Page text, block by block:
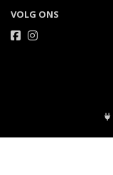
VOLG ONS